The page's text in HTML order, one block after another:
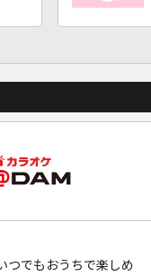
つでもおうちで楽しめ